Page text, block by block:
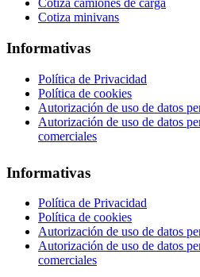
Cotiza camiones de carga
Cotiza minivans
Informativas
Política de Privacidad
Política de cookies
Autorización de uso de datos
Autorización de uso de datos
comerciales
Informativas
Política de Privacidad
Política de cookies
Autorización de uso de datos
Autorización de uso de datos
comerciales